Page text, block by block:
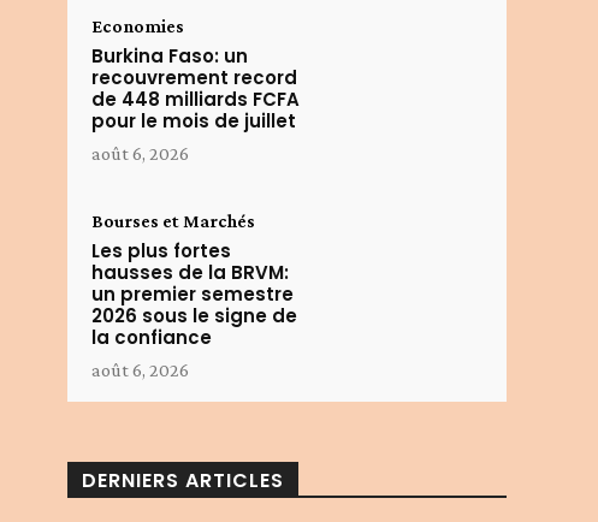
Economies
Burkina Faso: un
recouvrement record
de 448 milliards FCFA
pour le mois de juillet
août 6, 2026
Bourses et Marchés
Les plus fortes
hausses de la BRVM:
un premier semestre
2026 sous le signe de
la confiance
août 6, 2026
DERNIERS ARTICLES